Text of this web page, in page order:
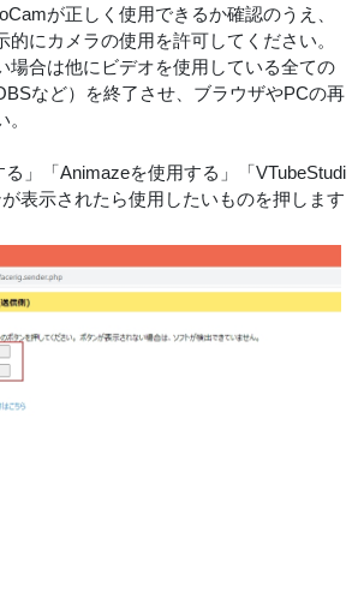
が正しく使用できるか確認のうえ、
的にカメラの使用を許可してください。
場合は他にビデオを使用している全ての
など）を終了させ、ブラウザやPCの再
」「Animazeを使用する」「VTubeStudi
表示されたら使用したいものを押します